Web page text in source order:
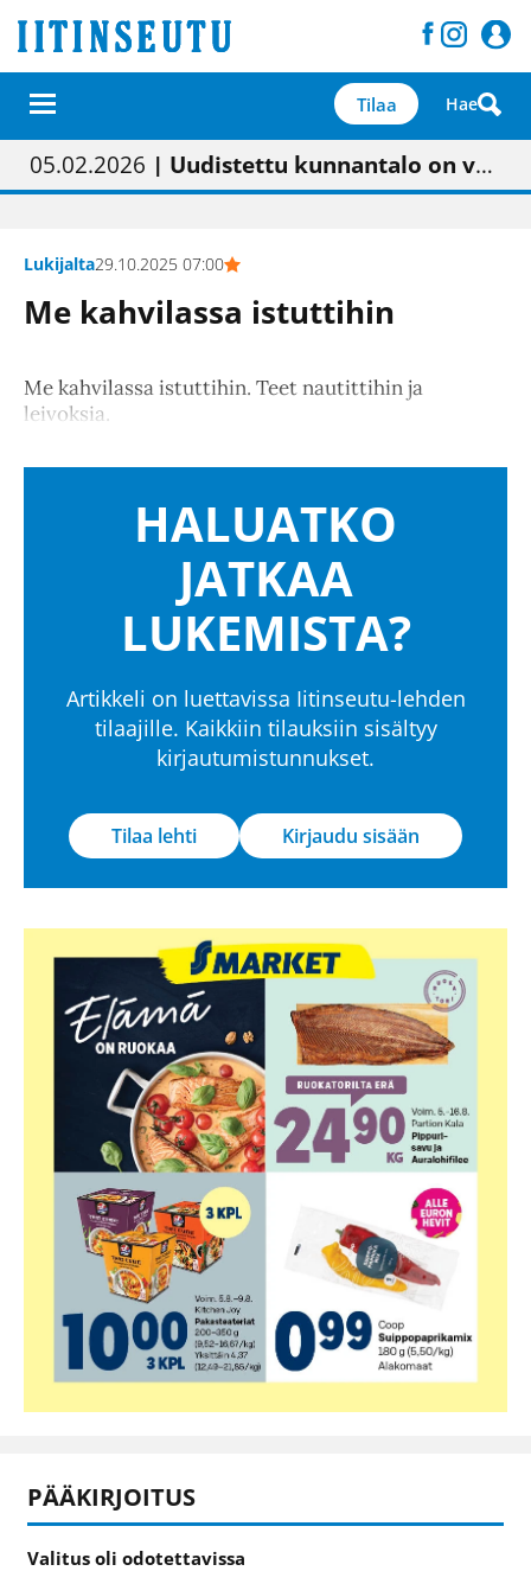
Tilaa Hae
01.02.2026 | Painon vaihtumisen pitäisi näkyä hieman parempana painojäljen laatuna lehdessä
05.02.2026 | Uudistettu kunnantalo on valoisa
23.04.2026 | “Olemme käynnistämässä uudelleen keskustavisiotyön”
09.05.2026| "Maalla on totuttu elämään omavaraisemmin kuin kaupungissa"
Lukijalta29.10.2025 07:00
Me kahvilassa istuttihin
Me kahvilassa istuttihin. Teet nautittihin ja
leivoksia.
HALUATKO
JATKAA
LUKEMISTA?
Artikkeli on luettavissa Iitinseutu-lehden
tilaajille. Kaikkiin tilauksiin sisältyy
kirjautumistunnukset.
Tilaa lehti Kirjaudu sisään
PÄÄKIRJOITUS
Valitus oli odotettavissa